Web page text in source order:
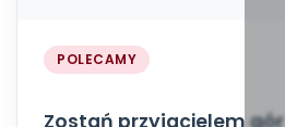
POLECAMY
Zostań przyjacielem gór